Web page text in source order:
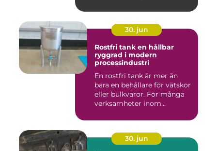
30. jun
Rostfri tank en hållbar
ryggrad i modern
processindustri
En rostfri tank är mer än
bara en behållare för vätskor
eller bulkvaror. För många
verksamheter inom...
30. jun